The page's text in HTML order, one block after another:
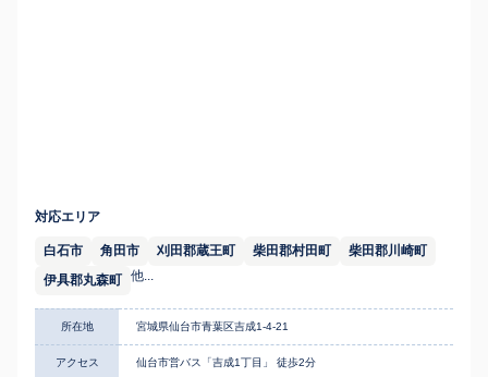
対応エリア
白石市 角田市 刈田郡蔵王町 柴田郡村田町
柴田郡川崎町
伊具郡丸森町 他...
所在地 宮城県仙台市青葉区吉成1-4-21
アクセス 仙台市営バス「吉成1丁目」 徒歩2分